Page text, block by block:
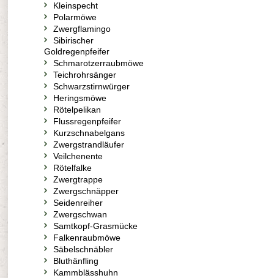
Kleinspecht
Polarmöwe
Zwergflamingo
Sibirischer
Goldregenpfeifer
Schmarotzerraubmöwe
Teichrohrsänger
Schwarzstirnwürger
Heringsmöwe
Rötelpelikan
Flussregenpfeifer
Kurzschnabelgans
Zwergstrandläufer
Veilchenente
Rötelfalke
Zwergtrappe
Zwergschnäpper
Seidenreiher
Zwergschwan
Samtkopf-Grasmücke
Falkenraubmöwe
Säbelschnäbler
Bluthänfling
Kammblässhuhn